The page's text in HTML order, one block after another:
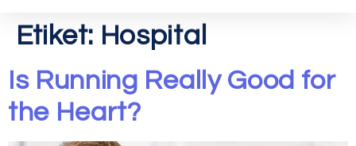
Etiket: Hospital
Is Running Really Good for
the Heart?